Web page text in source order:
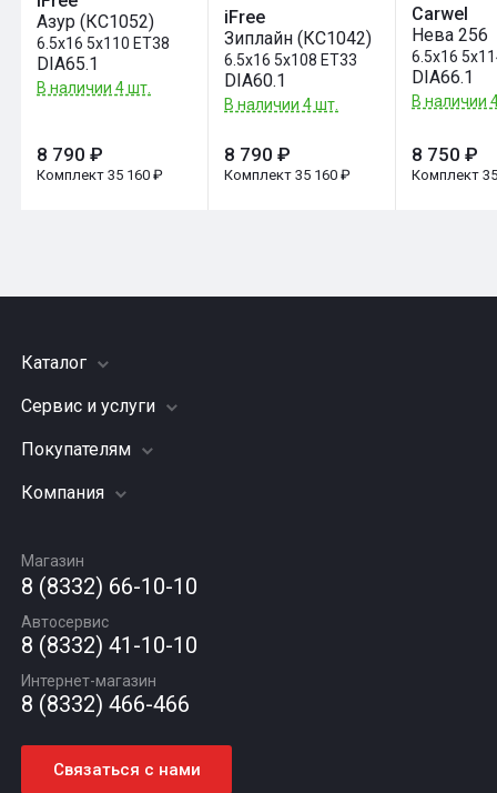
Азур (КС1052)
6.5x16 5x110 ET38
DIA65.1
В наличии 4 шт.
8 790 ₽
Комплект 35 160 ₽
iFree
Зиплайн (КС1042)
6.5x16 5x108 ET33
DIA60.1
В наличии 4 шт.
8 790 ₽
Комплект 35 160 ₽
Carwel
Нева 256
6.5x16
DIA66.1
В наличии
8 750 ₽
Комплект
Каталог
Шины
Грузовые шины
Диски
Автомасла
Сервис и услуги
Заправка кондиционера
Подвеска (ходовая часть)
Шиномонтаж
Покупателям
Акции
Гарантии и возврат
Компания
Вакансии
Новости
Статьи
Контакты
Магазин
8 (8332) 66-10-10
Автосервис
8 (8332) 41-10-10
Интернет-магазин
8 (8332) 466-466
Связаться с нами